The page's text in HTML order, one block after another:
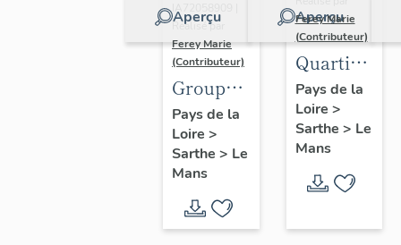
Aperçu
IA72058909 |
Réalisé par
Ferey Marie
(Contributeur)
Groupe
H.L.M.
des
Maillets
Pays de la
Loire >
Sarthe > Le
Mans
Aperçu
Ferey Marie
(Contributeur)
Quartier
de Saint-
Pavin-
des-
Pays de la
Loire >
Sarthe > Le
Mans